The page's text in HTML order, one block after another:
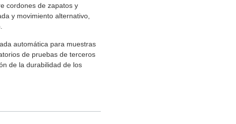
cordones de zapatos y
y movimiento alternativo,
automática para muestras
de pruebas de terceros
de la durabilidad de los